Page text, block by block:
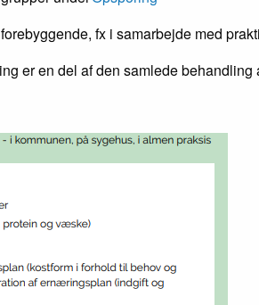
fx i samarbejde med
er en del af den samlede